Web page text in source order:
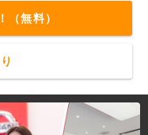
（無料）